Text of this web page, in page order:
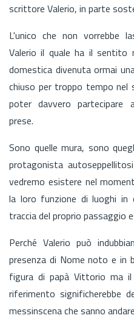
scrittore Valerio, in parte
L'unico che non vorrebbe
Valerio il quale ha il sentito
domestica divenuta ormai
chiuso per troppo tempo
poter davvero partecipare
prese.
Sono quelle mura, sono
protagonista
vedremo esistere nel
la loro funzione di luoghi in
traccia del proprio passaggio
Perché Valerio può
presenza di Nome noto e in
figura di papà Vittorio ma
riferimento significherebbe
messinscena che sanno